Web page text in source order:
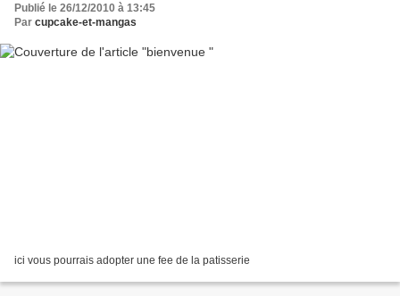
Publié le 26/12/2010 à 13:45
Par cupcake-et-mangas
ici vous pourrais adopter une fee de la patisserie